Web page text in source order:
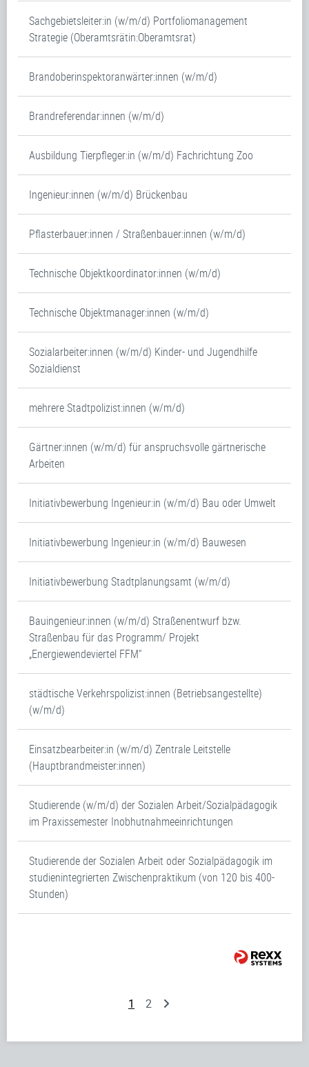
Sachgebietsleiter:in (w/m/d) Portfoliomanagement
Strategie (Oberamtsrätin:Oberamtsrat)
Brandoberinspektoranwärter:innen (w/m/d)
Brandreferendar:innen (w/m/d)
Ausbildung Tierpfleger:in (w/m/d) Fachrichtung Zoo
Ingenieur:innen (w/m/d) Brückenbau
Pflasterbauer:innen / Straßenbauer:innen (w/m/d)
Technische Objektkoordinator:innen (w/m/d)
Technische Objektmanager:innen (w/m/d)
Sozialarbeiter:innen (w/m/d) Kinder- und Jugendhilfe
Sozialdienst
mehrere Stadtpolizist:innen (w/m/d)
Gärtner:innen (w/m/d) für anspruchsvolle gärtnerische
Arbeiten
Initiativbewerbung Ingenieur:in (w/m/d) Bau oder Umwelt
Initiativbewerbung Ingenieur:in (w/m/d) Bauwesen
Initiativbewerbung Stadtplanungsamt (w/m/d)
Bauingenieur:innen (w/m/d) Straßenentwurf bzw.
Straßenbau für das Programm/ Projekt
„Energiewendeviertel FFM“
städtische Verkehrspolizist:innen (Betriebsangestellte)
(w/m/d)
Einsatzbearbeiter:in (w/m/d) Zentrale Leitstelle
(Hauptbrandmeister:innen)
Studierende (w/m/d) der Sozialen Arbeit/Sozialpädagogik
im Praxissemester Inobhutnahmeeinrichtungen
Studierende der Sozialen Arbeit oder Sozialpädagogik im
studienintegrierten Zwischenpraktikum (von 120 bis 400-
Stunden)
1 2